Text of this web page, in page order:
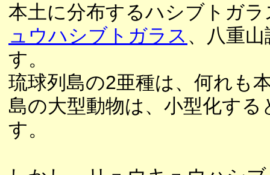
本土に分布するハシブトガ
ュウハシブトガラス 、八重
す。
琉球列島の2亜種は、何れも
島の大型動物は、小型化す
す。